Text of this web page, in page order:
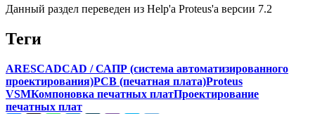
Данный раздел переведен из Help'а Proteus'а версии 7.2
Теги
ARESCADCAD / САПР (система автоматизированного
проектирования)PCB (печатная плата)Proteus
VSMКомпоновка печатных платПроектирование
печатных плат